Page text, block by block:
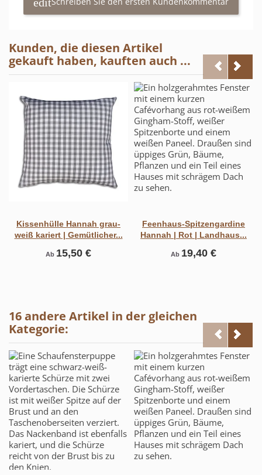
Kunden, die diesen Artikel
gekauft haben, kauften auch ...
Kissenhülle Hannah grau-
weiß kariert | Gemütlicher...
Ab 15,50 €
Feenhaus-Spitzengardine
Hannah | Rot | Landhaus...
Ab 19,40 €
16 andere Artikel in der gleichen
Kategorie: